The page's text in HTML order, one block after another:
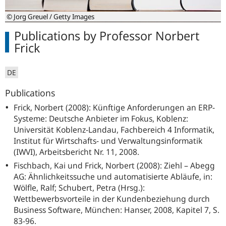
© Jorg Greuel / Getty Images
Publications by Professor Norbert
Frick
DE
Publications
Frick, Norbert (2008): Künftige Anforderungen an ERP-
Systeme: Deutsche Anbieter im Fokus, Koblenz:
Universität Koblenz-Landau, Fachbereich 4 Informatik,
Institut für Wirtschafts- und Verwaltungsinformatik
(IWVI), Arbeitsbericht Nr. 11, 2008.
Fischbach, Kai und Frick, Norbert (2008): Ziehl – Abegg
AG: Ähnlichkeitssuche und automatisierte Abläufe, in:
Wölfle, Ralf; Schubert, Petra (Hrsg.):
Wettbewerbsvorteile in der Kundenbeziehung durch
Business Software, München: Hanser, 2008, Kapitel 7, S.
83-96.